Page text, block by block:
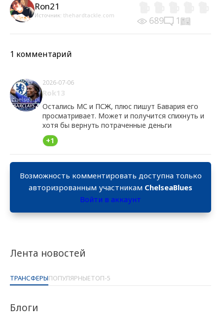
Лента новостей
ТРАНСФЕРЫПОПУЛЯРНЫЕТОП-5
Блоги
Ron21
Источник: thehardtackle.com 689 1
1 комментарий
2026-07-06
Rok13
Остались МС и ПСЖ, плюс пишут Бавария его
просматривает. Может и получится спихнуть и
хотя бы вернуть потраченные деньги
+1
Возможность комментировать доступна только
авторизрованным участникам ChelseaBlues
Войти в аккаунт